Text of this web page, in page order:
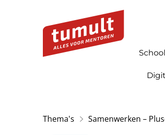
Thema's Samenwerken –